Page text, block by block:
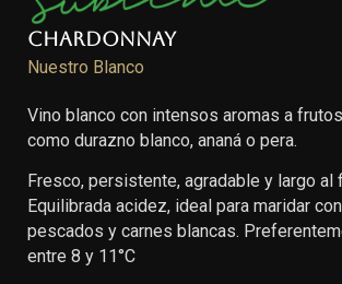
Chardonnay
Nuestro Blanco
Vino blanco con intensos aromas a
como durazno blanco, ananá o pera.
Fresco, persistente, agradable y largo al
Equilibrada acidez, ideal para maridar
pescados y carnes blancas.
entre 8 y 11°C